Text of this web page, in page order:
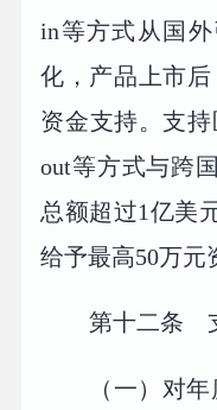
in等方式从国
化，产品上市
资金支持。支持
out等方式与跨
总额超过1亿美
给予最高50万元
第十二条
（一）对